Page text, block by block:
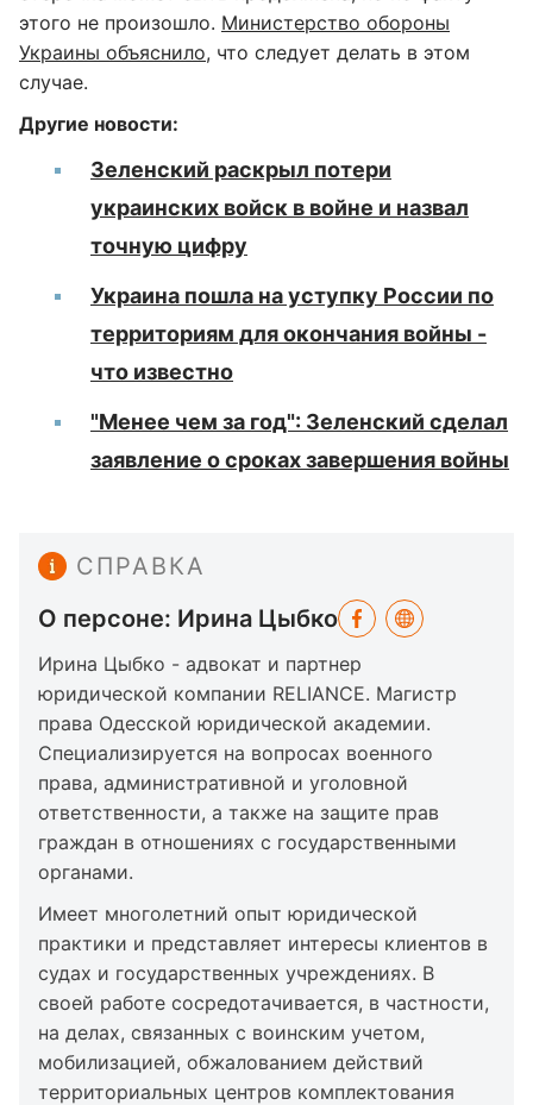
этого не произошло. Министерство обороны
Украины объяснило, что следует делать в этом
случае.
Другие новости:
Зеленский раскрыл потери
украинских войск в войне и назвал
точную цифру
Украина пошла на уступку России по
территориям для окончания войны -
что известно
"Менее чем за год": Зеленский сделал
заявление о сроках завершения войны
СПРАВКА
О персоне: Ирина Цыбко
Ирина Цыбко - адвокат и партнер
юридической компании RELIANCE. Магистр
права Одесской юридической академии.
Специализируется на вопросах военного
права, административной и уголовной
ответственности, а также на защите прав
граждан в отношениях с государственными
органами.
Имеет многолетний опыт юридической
практики и представляет интересы клиентов в
судах и государственных учреждениях. В
своей работе сосредотачивается, в частности,
на делах, связанных с воинским учетом,
мобилизацией, обжалованием действий
территориальных центров комплектования